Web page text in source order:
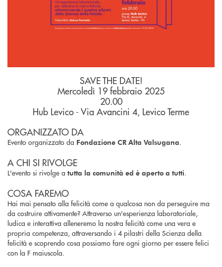
SAVE THE DATE!
Mercoledì 19 febbraio 2025
20.00
Hub Levico - Via Avancini 4, Levico Terme
ORGANIZZATO DA
Evento organizzato da Fondazione CR Alta Valsugana.
A CHI SI RIVOLGE
L'evento si rivolge a tutta la comunità ed è aperto a tutti.
COSA FAREMO
Hai mai pensato alla felicità come a qualcosa non da perseguire ma
da costruire attivamente? Attraverso un'esperienza laboratoriale,
ludica e interattiva alleneremo la nostra felicità come una vera e
propria competenza, attraversando i 4 pilastri della Scienza della
felicità e scoprendo cosa possiamo fare ogni giorno per essere felici
con la F maiuscola.